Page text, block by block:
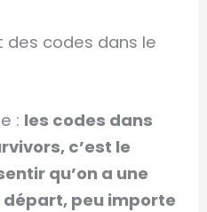
des codes dans le
: les codes dans
c’est le
qu’on a une
peu importe